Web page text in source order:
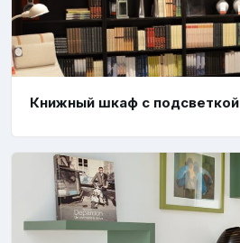
Книжный шкаф с подсветкой